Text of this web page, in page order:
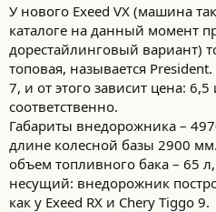
У нового Exeed VX (машина
каталоге на данный момент
дорестайлинговый вариант)
топовая, называется
7, и от этого зависит цена:
соответственно.
Габариты внедорожника –
длине колесной базы 2900
объем топливного бака – 65
несущий: внедорожник
как у Exeed RX и Chery Tiggo 9.